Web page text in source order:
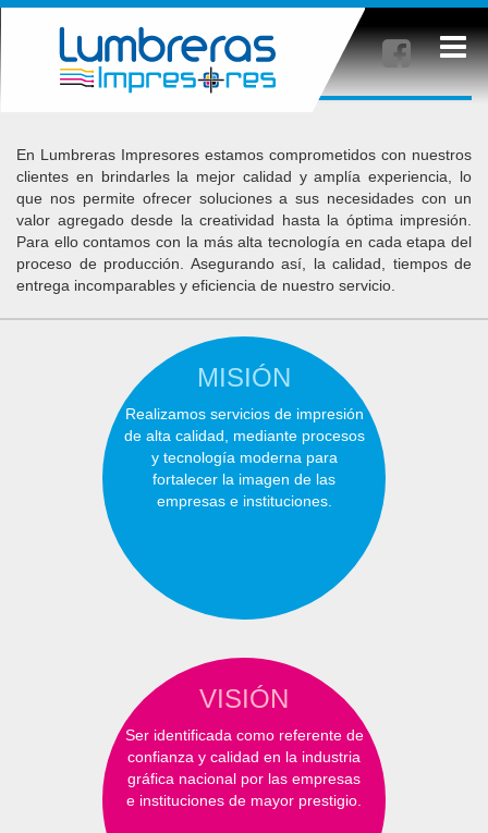
Skip
to
main
Cliente
En Lumbreras Impresores estamos comprometidos con nuestros
clientes en brindarles la mejor calidad y amplía experiencia, lo
que nos permite ofrecer soluciones a sus necesidades con un
valor agregado desde la creatividad hasta la óptima impresión.
Para ello contamos con la más alta tecnología en cada etapa del
proceso de producción. Asegurando así, la calidad, tiempos de
entrega incomparables y eficiencia de nuestro servicio.
MISIÓN
Realizamos servicios de impresión
de alta calidad, mediante procesos
y tecnología moderna para
fortalecer la imagen de las
empresas e instituciones.
VISIÓN
Ser identificada como referente de
confianza y calidad en la industria
gráfica nacional por las empresas
e instituciones de mayor prestigio.